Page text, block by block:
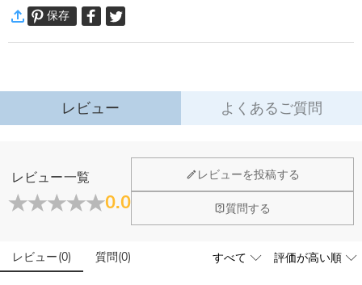
安心と心地よさ、使いやすさにこだわった商品作りを・・・
大人からお子様まで用途に合わせて、サイズをお選び頂けます。
プレゼントを贈る際にも個性を出したい方にも完全にオリジナルで作れる！
通常配送: 5-9営業日
詳細はこちら
以内に返品＆交換できます。
詳細はこちら
保存
レビュー よくあるご質問
レビュー一覧
0.0
レビューを投稿する
質問する
レビュー(0) 質問(0)
ホーム＆雑貨
大量注文の制作は承っておりますか？
はい、対応可能です。ご希望の数量、デザイン、文字内容、ご
いたします。お気軽にお問い合わせください。
ードする画像に要求や制限等はありますか？
商品のベスト効果のために、お写真を選ぶ際に可能な限り最高